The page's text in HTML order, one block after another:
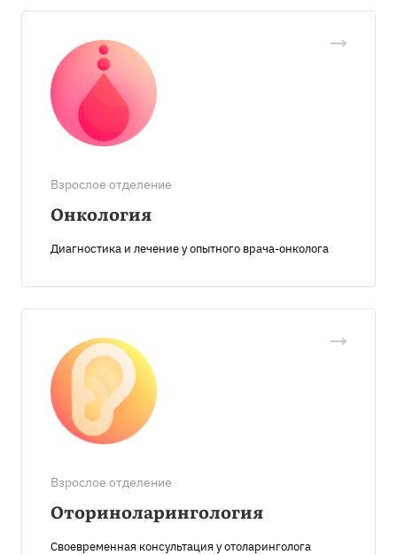
Взрослое отделение
Онкология
Диагностика и лечение у опытного врача-онколога
Взрослое отделение
Оториноларингология
Своевременная консультация у отоларинголога